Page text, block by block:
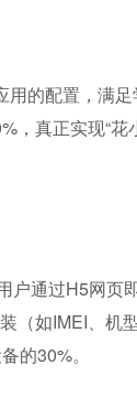
的配置，满足
真正实现“花
通过H5网页
如IMEI、机
的30%。